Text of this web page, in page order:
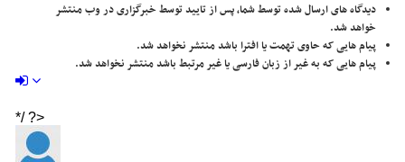
دیدگاه های ارسال شده توسط شما، پس از تایید توسط خبرگزاری در وب منتشر
خواهد شد.
پیام هایی که حاوی تهمت یا افترا باشد منتشر نخواهد شد.
پیام هایی که به غیر از زبان فارسی یا غیر مرتبط باشد منتشر نخواهد شد.